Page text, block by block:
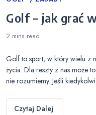
Golf – jak grać
2 mins read
Golf to sport, w który wielu z
życia. Dla reszty z nas może
nie rozumiemy. Jeśli
Czytaj Dalej